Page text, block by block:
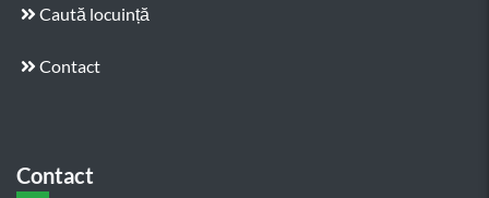
Caută locuință
Contact
Contact